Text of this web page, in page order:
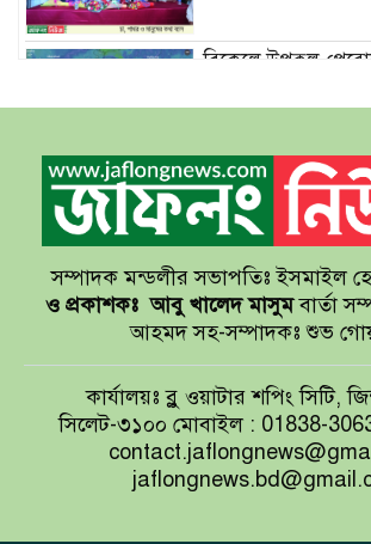
বিকেলে উপকূল
সেন্টমার্টিনের সব
রিসোর্টকে
বাখমুত পুনরুদ্ধারের
আয়ারল্যান্ডের রানের
টাইগারদের জয়
সুখবর দিলেন জয়া
সম্পাদক মন্ডলীর সভাপতিঃ ইসমাইল
ও প্রকাশকঃ আবু খালেদ মাসুমবার্তা
আহমদ সহ-সম্পাদকঃ শুভ
কার্যালয়ঃ ব্লু ওয়াটার শপিং সিটি,
সিলেট-৩১০০ মোবাইল : 01838-